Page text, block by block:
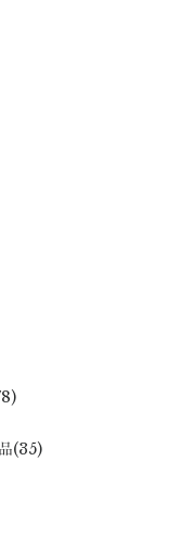
(35)